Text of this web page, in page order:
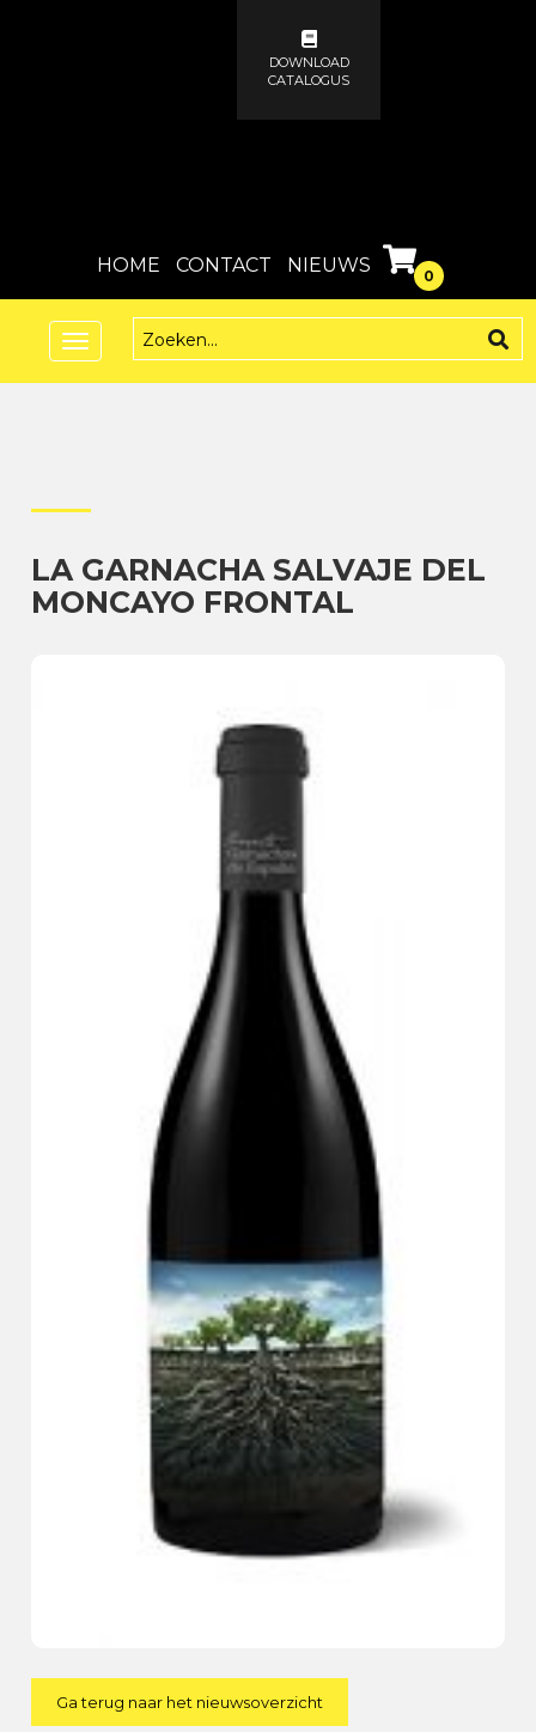
DOWNLOAD
CATALOGUS
HOME CONTACT NIEUWS 0
Toggle
LA GARNACHA SALVAJE DEL
MONCAYO FRONTAL
Ga terug naar het nieuwsoverzicht